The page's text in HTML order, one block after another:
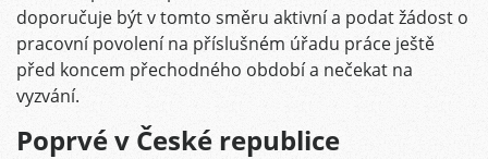
doporučuje být v tomto směru aktivní a podat žádost o
pracovní povolení na příslušném úřadu práce ještě
před koncem přechodného období a nečekat na
vyzvání.
Poprvé v České republice